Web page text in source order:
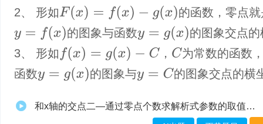
2、 形如 F(x) =f(x −g( ) 的函数，零点
y= (x) 的图象与函数y= g(x)
的图象交点
3、 形如 (x)=g(x −C ， C 为常数的函数
函数y= g(x) 的图象与y= C 的图象交点的横
和x轴的交点二—通过零点个数求解析式参数的取值范围